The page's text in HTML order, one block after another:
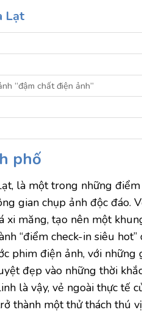
Lạt
“đậm chất điện ảnh”
phố
là một trong những
gian chụp ảnh độc đáo.
xi măng, tạo nên một
“điểm check-in siêu hot”
phim điện ảnh, với những
đẹp vào những thời
là vậy, vẻ ngoài thực tế
thành một thử thách thú